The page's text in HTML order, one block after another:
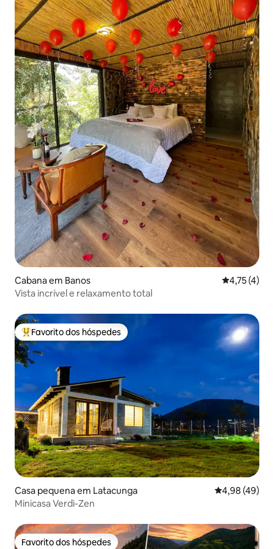
Cabana em Banos
4,75 (4)
Vista incrível e relaxamento total
Favoritos dos hóspedes mais apreciados
Favorito dos hóspedes
Casa pequena em Latacunga Classificação
4,98 (49)
Minicasa Verdi-Zen
Favorito dos hóspedes